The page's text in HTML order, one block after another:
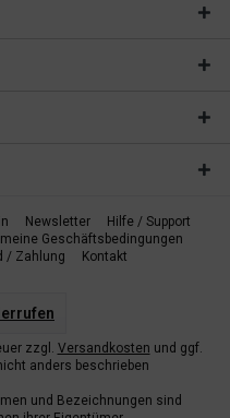
Newsletter
Hilfe / Support
Geschäftsbedingungen
/ Zahlung Kontakt
zzgl. Versandkosten und ggf.
anders beschrieben
und Bezeichnungen sind